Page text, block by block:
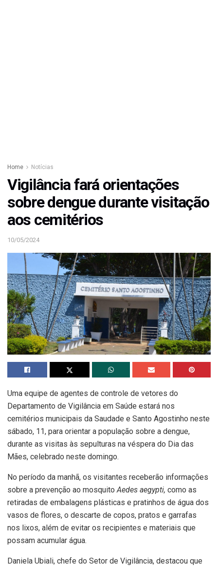
Home Notícias
Vigilância fará orientações
sobre dengue durante visitação
aos cemitérios
10/05/2024
Uma equipe de agentes de controle de vetores do
Departamento de Vigilância em Saúde estará nos
cemitérios municipais da Saudade e Santo Agostinho neste
sábado, 11, para orientar a população sobre a dengue,
durante as visitas às sepulturas na véspera do Dia das
Mães, celebrado neste domingo.
No período da manhã, os visitantes receberão informações
sobre a prevenção ao mosquito Aedes aegypti, como as
retiradas de embalagens plásticas e pratinhos de água dos
vasos de flores, o descarte de copos, pratos e garrafas
nos lixos, além de evitar os recipientes e materiais que
possam acumular água.
Daniela Ubiali, chefe do Setor de Vigilância, destacou que